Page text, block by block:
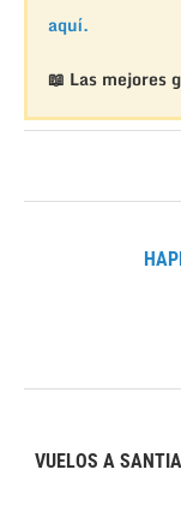
aquí.
📖 Las mejores
VUELOS A